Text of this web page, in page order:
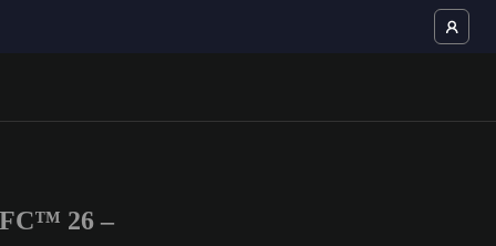
26 –